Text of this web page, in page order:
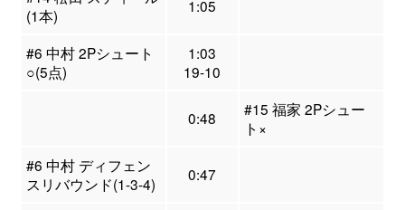
(1本)
1:05
#6 中村 2Pシュート
○(5点)
1:03
19-10
0:48
#15 福家 2Pシュー
ト×
#6 中村 ディフェン
スリバウンド(1-3-4)
0:47